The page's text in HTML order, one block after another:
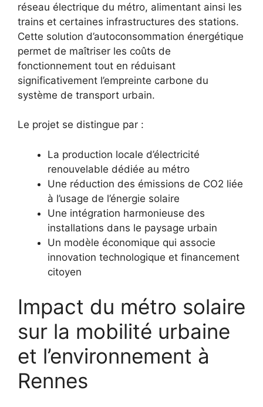
réseau électrique du métro, alimentant ainsi les
trains et certaines infrastructures des stations.
Cette solution d’autoconsommation énergétique
permet de maîtriser les coûts de
fonctionnement tout en réduisant
significativement l’empreinte carbone du
système de transport urbain.
Le projet se distingue par :
La production locale d’électricité
renouvelable dédiée au métro
Une réduction des émissions de CO2 liée
à l’usage de l’énergie solaire
Une intégration harmonieuse des
installations dans le paysage urbain
Un modèle économique qui associe
innovation technologique et financement
citoyen
Impact du métro solaire
sur la mobilité urbaine
et l’environnement à
Rennes